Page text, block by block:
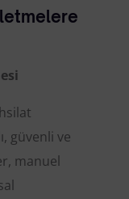
güvenli ve
manuel